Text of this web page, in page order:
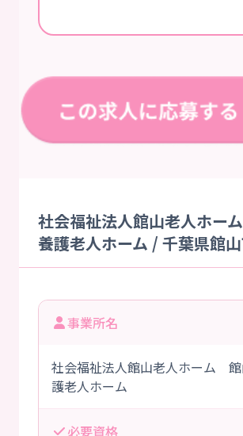
社会福祉法人館山老人ホー
養護老人ホーム / 千葉県館
事業所名
社会福祉法人館山老人ホーム
護老人ホーム
必要資格